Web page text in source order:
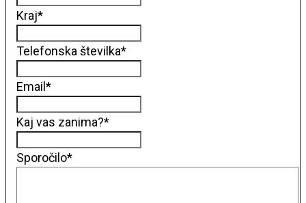
Kraj*
Telefonska številka*
Email *
Kaj vas zanima?*
Sporočilo*